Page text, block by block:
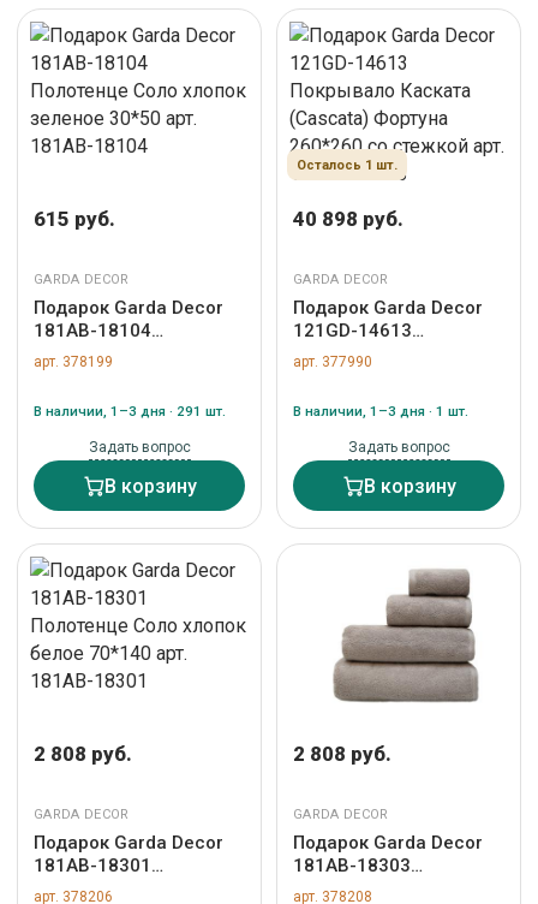
615 руб.
GARDA DECOR
Подарок Garda Decor
181AB-18104
Полотенце Соло
хлопок зеленое 30*50
арт. 378199
В наличии, 1–3 дня · 291 шт.
Задать вопрос
В корзину
Осталось 1 шт.
40 898 руб.
GARDA DECOR
Подарок Garda Decor
121GD-14613
Покрывало Каската
(Cascata) Фортуна
арт. 121GD-14613
арт. 377990
В наличии, 1–3 дня · 1 шт.
Задать вопрос
В корзину
2 808 руб.
GARDA DECOR
Подарок Garda Decor
181AB-18301
Полотенце Соло
арт. 378206
2 808 руб.
GARDA DECOR
Подарок Garda Decor
181AB-18303
Полотенце Соло
арт. 378208